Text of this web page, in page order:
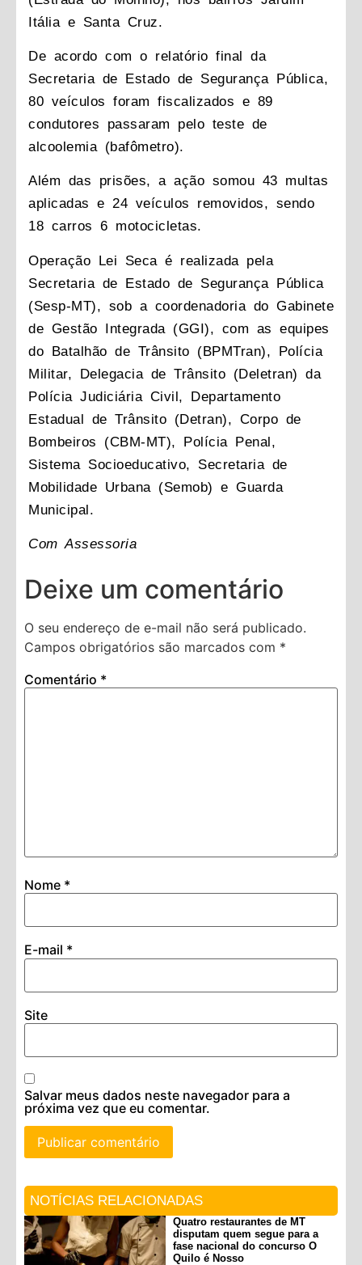
Itália e Santa Cruz.
De acordo com o relatório final da
Secretaria de Estado de Segurança Pública,
80 veículos foram fiscalizados e 89
condutores passaram pelo teste de
alcoolemia (bafômetro).
Além das prisões, a ação somou 43 multas
aplicadas e 24 veículos removidos, sendo
18 carros 6 motocicletas.
Operação Lei Seca é realizada pela
Secretaria de Estado de Segurança Pública
(Sesp-MT), sob a coordenadoria do Gabinete
de Gestão Integrada (GGI), com as equipes
do Batalhão de Trânsito (BPMTran), Polícia
Militar, Delegacia de Trânsito (Deletran) da
Polícia Judiciária Civil, Departamento
Estadual de Trânsito (Detran), Corpo de
Bombeiros (CBM-MT), Polícia Penal,
Sistema Socioeducativo, Secretaria de
Mobilidade Urbana (Semob) e Guarda
Municipal.
Com Assessoria
Deixe um comentário
O seu endereço de e-mail não será publicado.
Campos obrigatórios são marcados com *
Comentário *
Nome *
E-mail *
Site
Salvar meus dados neste navegador para a
próxima vez que eu comentar.
NOTÍCIAS RELACIONADAS
Quatro restaurantes de MT
disputam quem segue para a
fase nacional do concurso O
Quilo é Nosso